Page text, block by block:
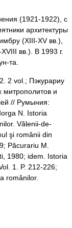
(1921-1922), с
архитектуры
(XIII-XV вв.),
вв.). В 1993 г.
та.
2 vol.; Пэкурариу
митрополитов и
// Румыния:
N. Istoria
Vălenii-de-
şi românii din
Păcurariu M.
1980; idem. Istoria
1. P. 212-226;
românilor.